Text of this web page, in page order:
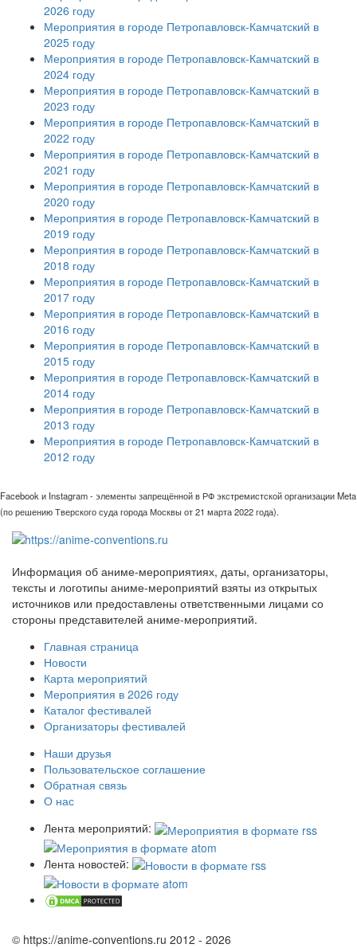
2026 году
Мероприятия в городе Петропавловск-Камчатский в
2025 году
Мероприятия в городе Петропавловск-Камчатский в
2024 году
Мероприятия в городе Петропавловск-Камчатский в
2023 году
Мероприятия в городе Петропавловск-Камчатский в
2022 году
Мероприятия в городе Петропавловск-Камчатский в
2021 году
Мероприятия в городе Петропавловск-Камчатский в
2020 году
Мероприятия в городе Петропавловск-Камчатский в
2019 году
Мероприятия в городе Петропавловск-Камчатский в
2018 году
Мероприятия в городе Петропавловск-Камчатский в
2017 году
Мероприятия в городе Петропавловск-Камчатский в
2016 году
Мероприятия в городе Петропавловск-Камчатский в
2015 году
Мероприятия в городе Петропавловск-Камчатский в
2014 году
Мероприятия в городе Петропавловск-Камчатский в
2013 году
Мероприятия в городе Петропавловск-Камчатский в
2012 году
Facebook и Instagram - элементы запрещённой в РФ экстремистской организации Meta
(по решению Тверского суда города Москвы от 21 марта 2022 года).
Информация об аниме-мероприятиях, даты, организаторы,
тексты и логотипы аниме-мероприятий взяты из открытых
источников или предоставлены ответственными лицами со
стороны представителей аниме-мероприятий.
Главная страница
Новости
Карта мероприятий
Мероприятия в 2026 году
Каталог фестивалей
Организаторы фестивалей
Наши друзья
Пользовательское соглашение
Обратная связь
О нас
Лента мероприятий:
Лента новостей:
© https://anime-conventions.ru 2012 - 2026